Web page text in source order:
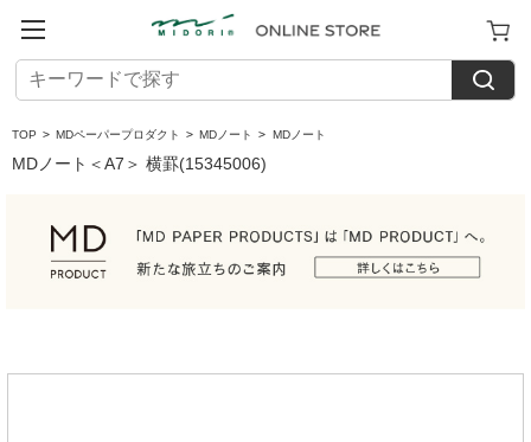
TOP > MDペーパープロダクト > MDノート > MDノート
MDノート＜A7＞ 横罫(15345006)